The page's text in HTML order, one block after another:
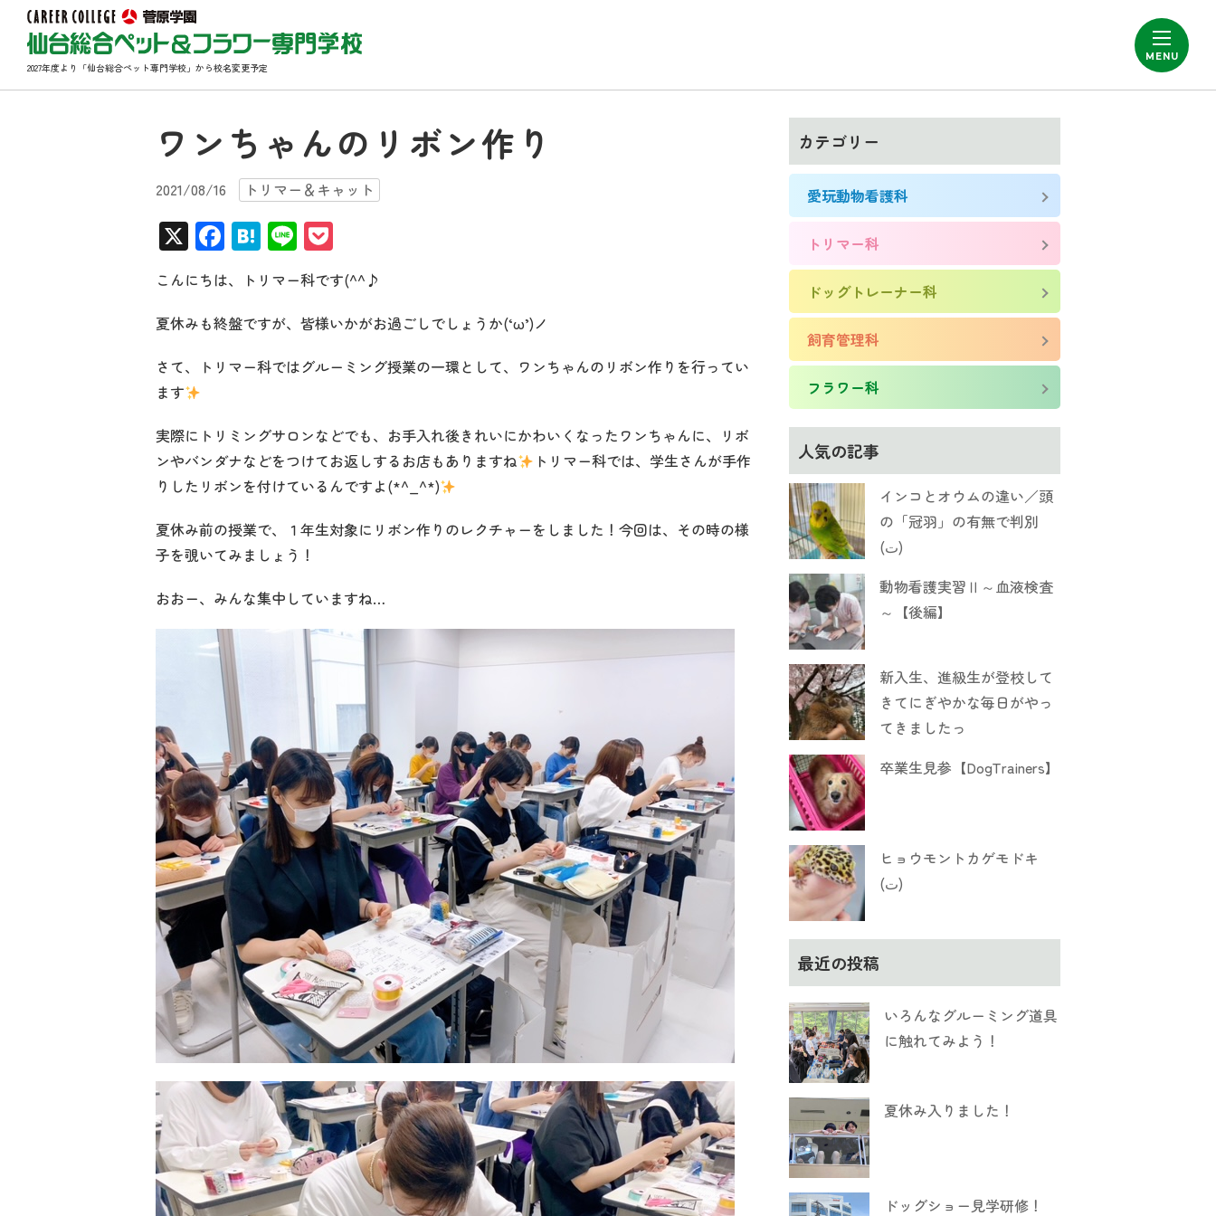
2027年度より「仙台総合ペット専門学校」から校名変更予定
ワンちゃんのリボン作り
2021/08/16 トリマー＆キャット
X Facebook
Hatena
Line
こんにちは、トリマー科です(^^♪
夏休みも終盤ですが、皆様いかがお過ごしでしょうか(‘ω’)ノ
さて、トリマー科ではグルーミング授業の一環として、ワンちゃんのリボン作りを行ってい
ます
実際にトリミングサロンなどでも、お手入れ後きれいにかわいくなったワンちゃんに、リボ
ンやバンダナなどをつけてお返しするお店もありますね
トリマー科では、学生さんが手作
りしたリボンを付けているんですよ(*^_^*)
夏休み前の授業で、１年生対象にリボン作りのレクチャーをしました！今回は、その時の様
子を覗いてみましょう！
おおー、みんな集中していますね…
カテゴリー
愛玩動物看護科
トリマー科
ドッグトレーナー科
飼育管理科
フラワー科
人気の記事
インコとオウムの違い／頭
の「冠羽」の有無で判別
(ت)
動物看護実習Ⅱ～血液検査
～【後編】
新入生、進級生が登校して
きてにぎやかな毎日がやっ
てきましたっ
卒業生見参【DogTrainers】
ヒョウモントカゲモドキ
(ت)
最近の投稿
いろんなグルーミング道具
に触れてみよう！
夏休み入りました！
ドッグショー見学研修！